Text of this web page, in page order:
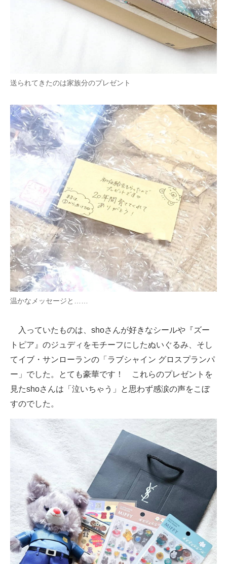
送られてきたのは家族分のプレゼント
温かなメッセージと……
入っていたものは、shoさんが好きなシールや『ズー
トピア』のジュディをモチーフにしたぬいぐるみ、そし
てイブ・サンローランの「ラブシャイン グロスプランパ
ー」でした。とても豪華です！ これらのプレゼントを
見たshoさんは「泣いちゃう」と思わず感涙の声をこぼ
すのでした。